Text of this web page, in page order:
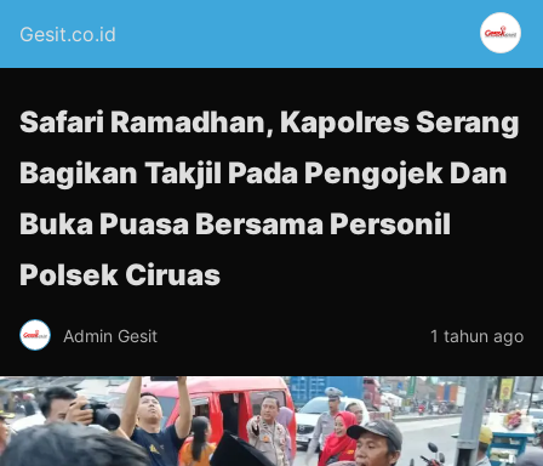
Gesit.co.id
Safari Ramadhan, Kapolres Serang
Bagikan Takjil Pada Pengojek Dan
Buka Puasa Bersama Personil
Polsek Ciruas
Admin Gesit 1 tahun ago